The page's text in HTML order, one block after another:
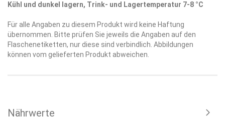
Kühl und dunkel lagern, Trink- und Lagertemperatur 7-8 °C
Für alle Angaben zu diesem Produkt wird keine Haftung
übernommen. Bitte prüfen Sie jeweils die Angaben auf den
Flaschenetiketten, nur diese sind verbindlich. Abbildungen
können vom gelieferten Produkt abweichen.
Nährwerte